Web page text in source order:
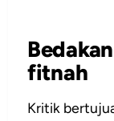
fitnah
Kritik